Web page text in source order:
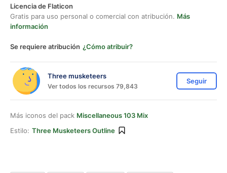
Licencia de Flaticon
Gratis para uso personal o comercial con atribución. Más
información
Se requiere atribución ¿Cómo atribuir?
Three musketeers
Ver todos los recursos 79,843
Seguir
Más iconos del pack Miscellaneous 103 Mix
Estilo: Three Musketeers Outline